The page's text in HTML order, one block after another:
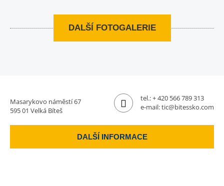
DALŠÍ FOTOGALERIE
Masarykovo náměstí 67
595 01 Velká Bíteš
tel.:+ 420 566 789 313
e-mail:tic@bitessko.com
DALŠÍ INFORMACE